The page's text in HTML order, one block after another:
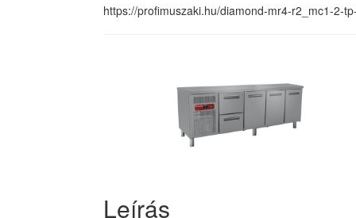
https://profimuszaki.hu/diamond-mr4-r2_mc1-2-
Leírás